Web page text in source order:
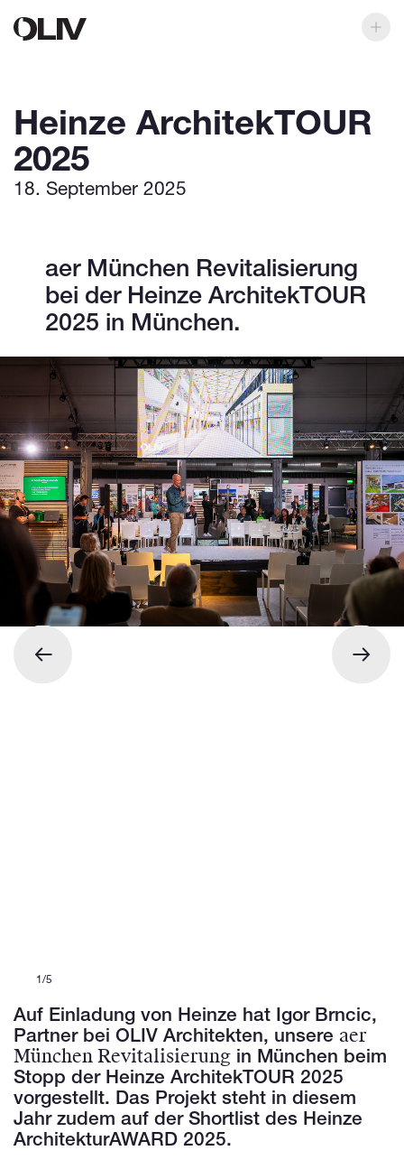
Heinze ArchitekTOUR
2025
18. September 2025
aer München Revitalisierung
bei der Heinze ArchitekTOUR
2025 in München.
1/5
Auf Einladung von Heinze hat Igor Brncic,
Partner bei OLIV Architekten, unsere aer
München Revitalisierung in München beim
Stopp der Heinze ArchitekTOUR 2025
vorgestellt. Das Projekt steht in diesem
Jahr zudem auf der Shortlist des Heinze
ArchitekturAWARD 2025.